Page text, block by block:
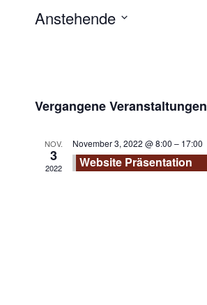
Anstehende
Vergangene Veranstaltungen
NOV.
3
2022
November 3, 2022 @ 8:00 – 17:00
Website Präsentation